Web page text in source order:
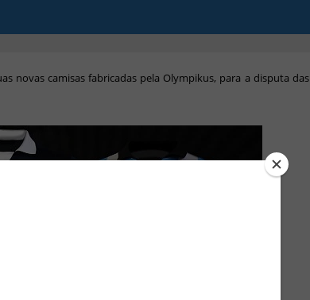
novas camisas fabricadas pela Olympikus, para a disputa das